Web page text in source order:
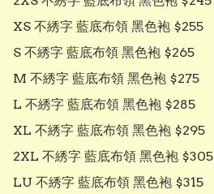
XS 不綉字 藍底布領 黑色袍 $255
S 不綉字 藍底布領 黑色袍 $265
M 不綉字 藍底布領 黑色袍 $275
L 不綉字 藍底布領 黑色袍 $285
XL 不綉字 藍底布領 黑色袍 $295
2XL 不綉字 藍底布領 黑色袍 $305
LU 不綉字 藍底布領 黑色袍 $315